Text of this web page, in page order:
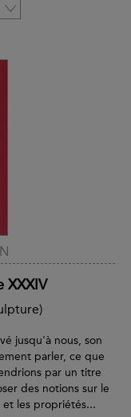
XXXIV
jusqu'à nous, son
parler, ce que
par un titre
des notions sur le
et les propriétés...